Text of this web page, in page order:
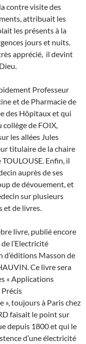
contre visite des
attribuait les
les présents à la
jours et nuits.
apprécié, il devint
Professeur
et de Pharmacie de
des Hôpitaux et qui
de FOIX,
les allées Jules
titulaire de la chaire
Enfin, il
auprès de ses
de dévouement, et
sur plusieurs
et de livres.
livre, publié encore
l’Electricité
d’éditions Masson de
Ce livre sera
« Applications
», toujours à Paris chez
faisait le point sur
depuis 1800 et qui le
d’une électricité